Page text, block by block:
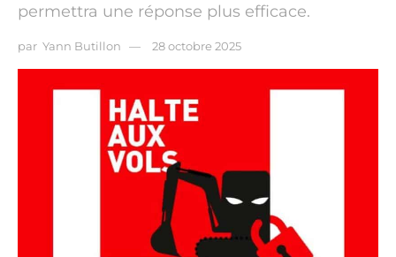
permettra une réponse plus efficace.
par Yann Butillon 28 octobre 2025